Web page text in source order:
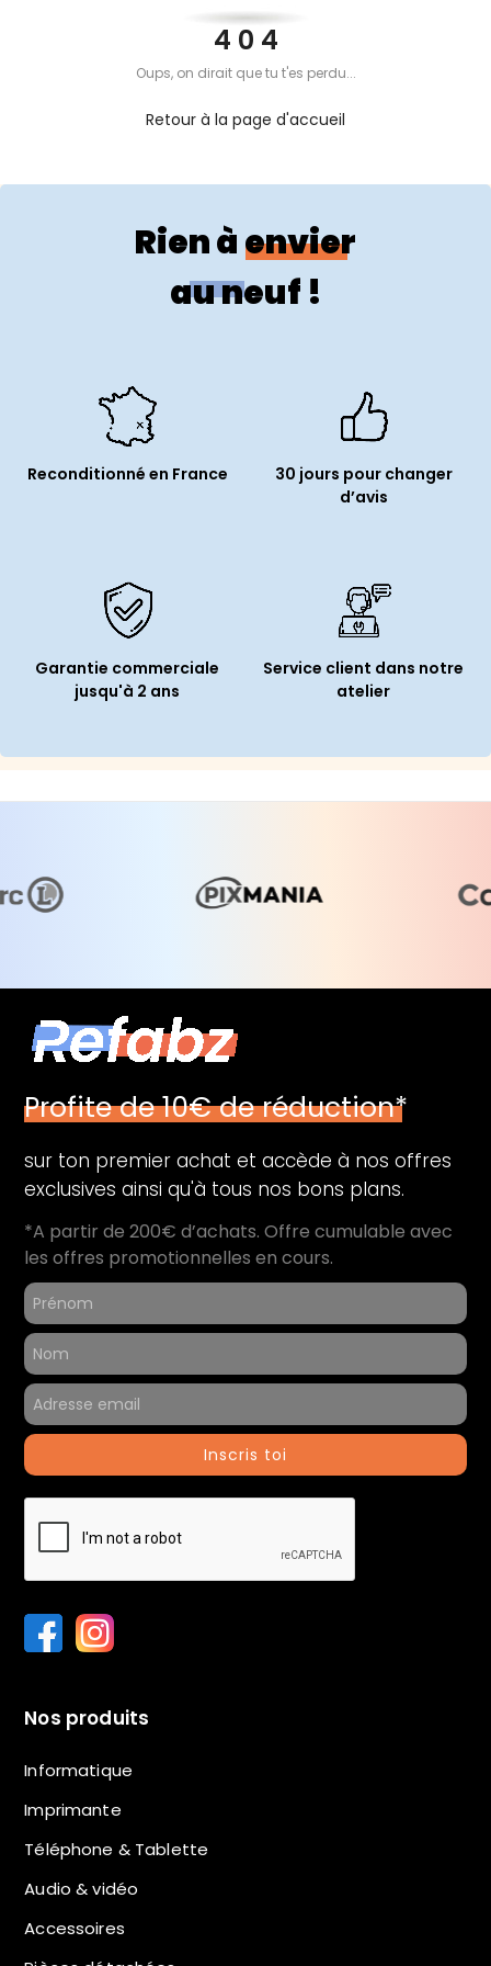
4 0 4
Oups, on dirait que tu t'es perdu...
Retour à la page d'accueil
Rien à envier
au neuf !
Reconditionné en France
30 jours pour changer
d’avis
Garantie commerciale
jusqu'à 2 ans
Service client dans notre
atelier
Profite de 10€ de réduction*
sur ton premier achat et accède à nos offres
exclusives ainsi qu'à tous nos bons plans.
*A partir de 200€ d’achats. Offre cumulable avec
les offres promotionnelles en cours.
Inscris toi
Nos produits
Informatique
Imprimante
Téléphone & Tablette
Audio & vidéo
Accessoires